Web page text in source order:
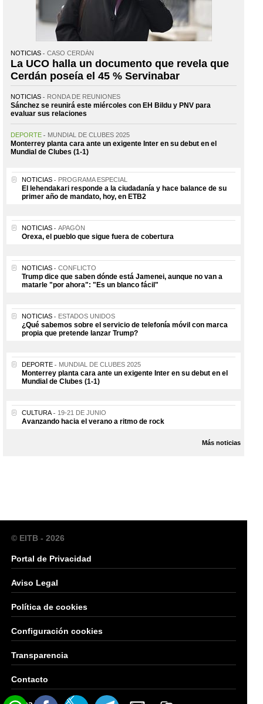
NOTICIAS CASO CERDÁN
La UCO halla un documento que revela que
Cerdán poseía el 45 % Servinabar
NOTICIAS RONDA DE REUNIONES
Sánchez se reunirá este miércoles con EH Bildu y PNV para
evaluar sus relaciones
DEPORTE MUNDIAL DE CLUBES 2025
Monterrey planta cara ante un exigente Inter en su debut en el
Mundial de Clubes (1-1)
NOTICIAS PROGRAMA ESPECIAL
El lehendakari responde a la ciudadanía y hace balance de su
primer año de mandato, hoy, en ETB2
NOTICIAS APAGÓN
Orexa, el pueblo que sigue fuera de cobertura
NOTICIAS CONFLICTO
Trump dice que saben dónde está Jamenei, aunque no van a
matarle "por ahora": "Es un blanco fácil"
NOTICIAS ESTADOS UNIDOS
¿Qué sabemos sobre el servicio de telefonía móvil con marca
propia que pretende lanzar Trump?
DEPORTE MUNDIAL DE CLUBES 2025
Monterrey planta cara ante un exigente Inter en su debut en el
Mundial de Clubes (1-1)
CULTURA 19-21 DE JUNIO
Avanzando hacia el verano a ritmo de rock
Más noticias
© EITB - 2026
Portal de Privacidad
Aviso Legal
Política de cookies
Configuración cookies
Transparencia
Contacto